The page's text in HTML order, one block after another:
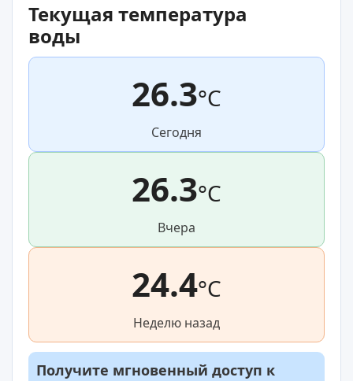
Текущая температура
воды
26.3°C
Сегодня
26.3°C
Вчера
24.4°C
Неделю назад
Получите мгновенный доступ к